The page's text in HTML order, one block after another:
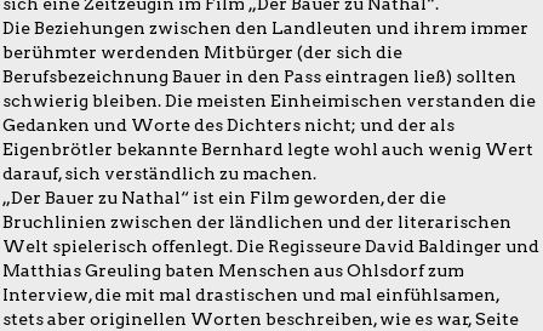
Die Beziehungen zwischen den Landleuten und ihrem immer
berühmter werdenden Mitbürger (der sich die
Berufsbezeichnung Bauer in den Pass eintragen ließ) sollten
schwierig bleiben. Die meisten Einheimischen verstanden die
Gedanken und Worte des Dichters nicht; und der als
Eigenbrötler bekannte Bernhard legte wohl auch wenig Wert
darauf, sich verständlich zu machen.
„Der Bauer zu Nathal“ ist ein Film geworden, der die
Bruchlinien zwischen der ländlichen und der literarischen
Welt spielerisch offenlegt. Die Regisseure David Baldinger und
Matthias Greuling baten Menschen aus Ohlsdorf zum
Interview, die mit mal drastischen und mal einfühlsamen,
stets aber originellen Worten beschreiben, wie es war, Seite